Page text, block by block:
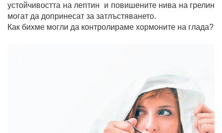
устойчивостта на лептин и повишените нива на грелин
могат да допринесат за затлъстяването.
Как бихме могли да контролираме хормоните на глада?